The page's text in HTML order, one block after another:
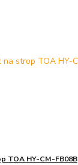
TOA HY-CM-FB08B